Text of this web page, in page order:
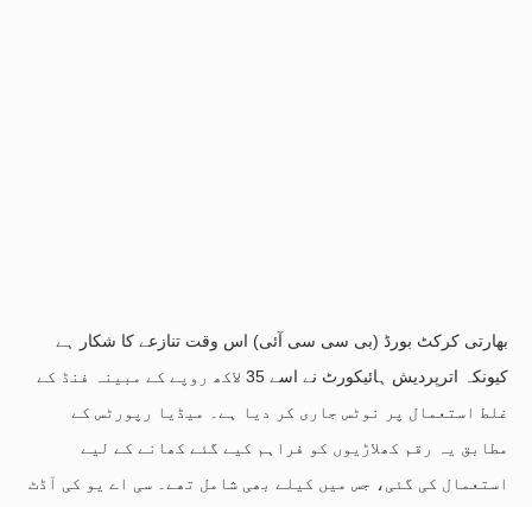
بھارتی کرکٹ بورڈ (بی سی سی آئی) اس وقت تنازعے کا شکار ہے
کیونکہ اترپردیش ہائیکورٹ نے اسے 35 لاکھ روپے کے مبینہ فنڈ کے
غلط استعمال پر نوٹس جاری کر دیا ہے۔ میڈیا رپورٹس کے
مطابق یہ رقم کھلاڑیوں کو فراہم کیے گئے کھانے کے لیے
استعمال کی گئی، جس میں کیلے بھی شامل تھے۔ سی اے یو کی آڈٹ